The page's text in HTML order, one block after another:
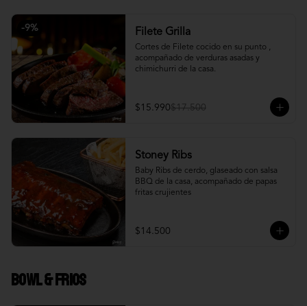
-9% Filete Grilla
Cortes de Filete cocido en su punto ,
acompañado de verduras asadas y
chimichurri de la casa.
$15.990$17.500
Stoney Ribs
Baby Ribs de cerdo, glaseado con salsa
BBQ de la casa, acompañado de papas
fritas crujientes
$14.500
Bowl & frios